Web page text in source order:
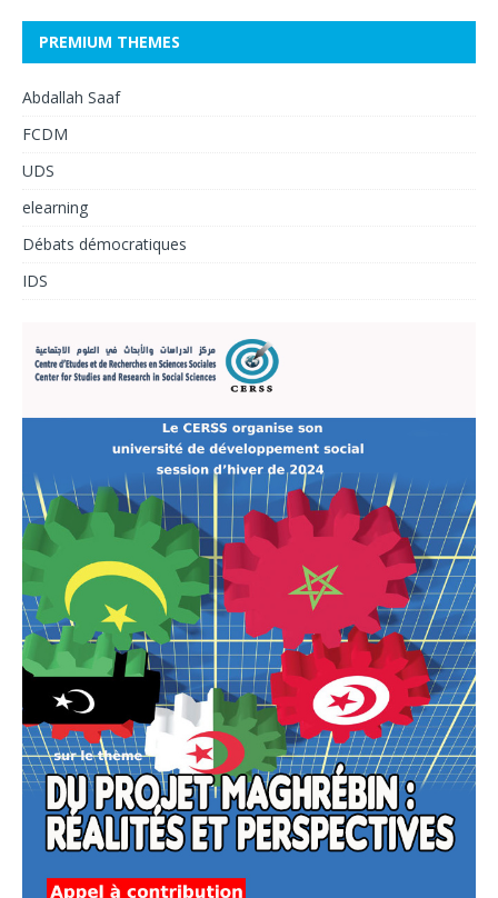
PREMIUM THEMES
Abdallah Saaf
FCDM
UDS
elearning
Débats démocratiques
IDS